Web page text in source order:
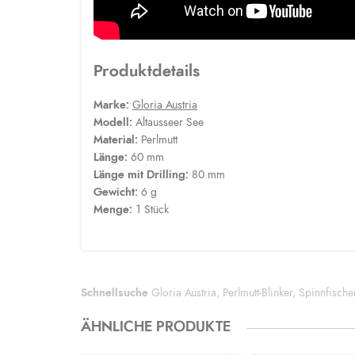
Produktdetails
Marke: Gloria Austria
Modell: Altausseer See
Material: Perlmutt
Länge: 60 mm
Länge mit Drilling: 80 mm
Gewicht: 6 g
Menge: 1 Stück
Schnellsuche Gloria Austria Perlmutt-Blinker,
ÄHNLICHE PRODUKTE